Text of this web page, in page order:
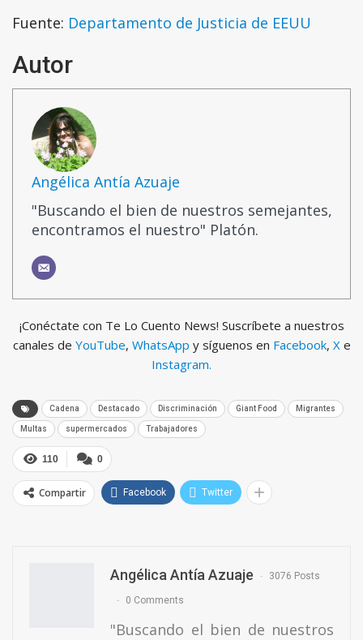
Fuente: Departamento de Justicia de EEUU
Autor
Angélica Antía Azuaje
"Buscando el bien de nuestros semejantes,
encontramos el nuestro" Platón.
¡Conéctate con Te Lo Cuento News! Suscríbete a nuestros
canales de YouTube, WhatsApp y síguenos en Facebook, X e
Instagram.
Cadena Destacado Discriminación Giant Food Migrantes
Multas supermercados Trabajadores
0
110
Compartir Facebook Twitter
Angélica Antía Azuaje 3076 Posts
0 Comments
"Buscando el bien de nuestros